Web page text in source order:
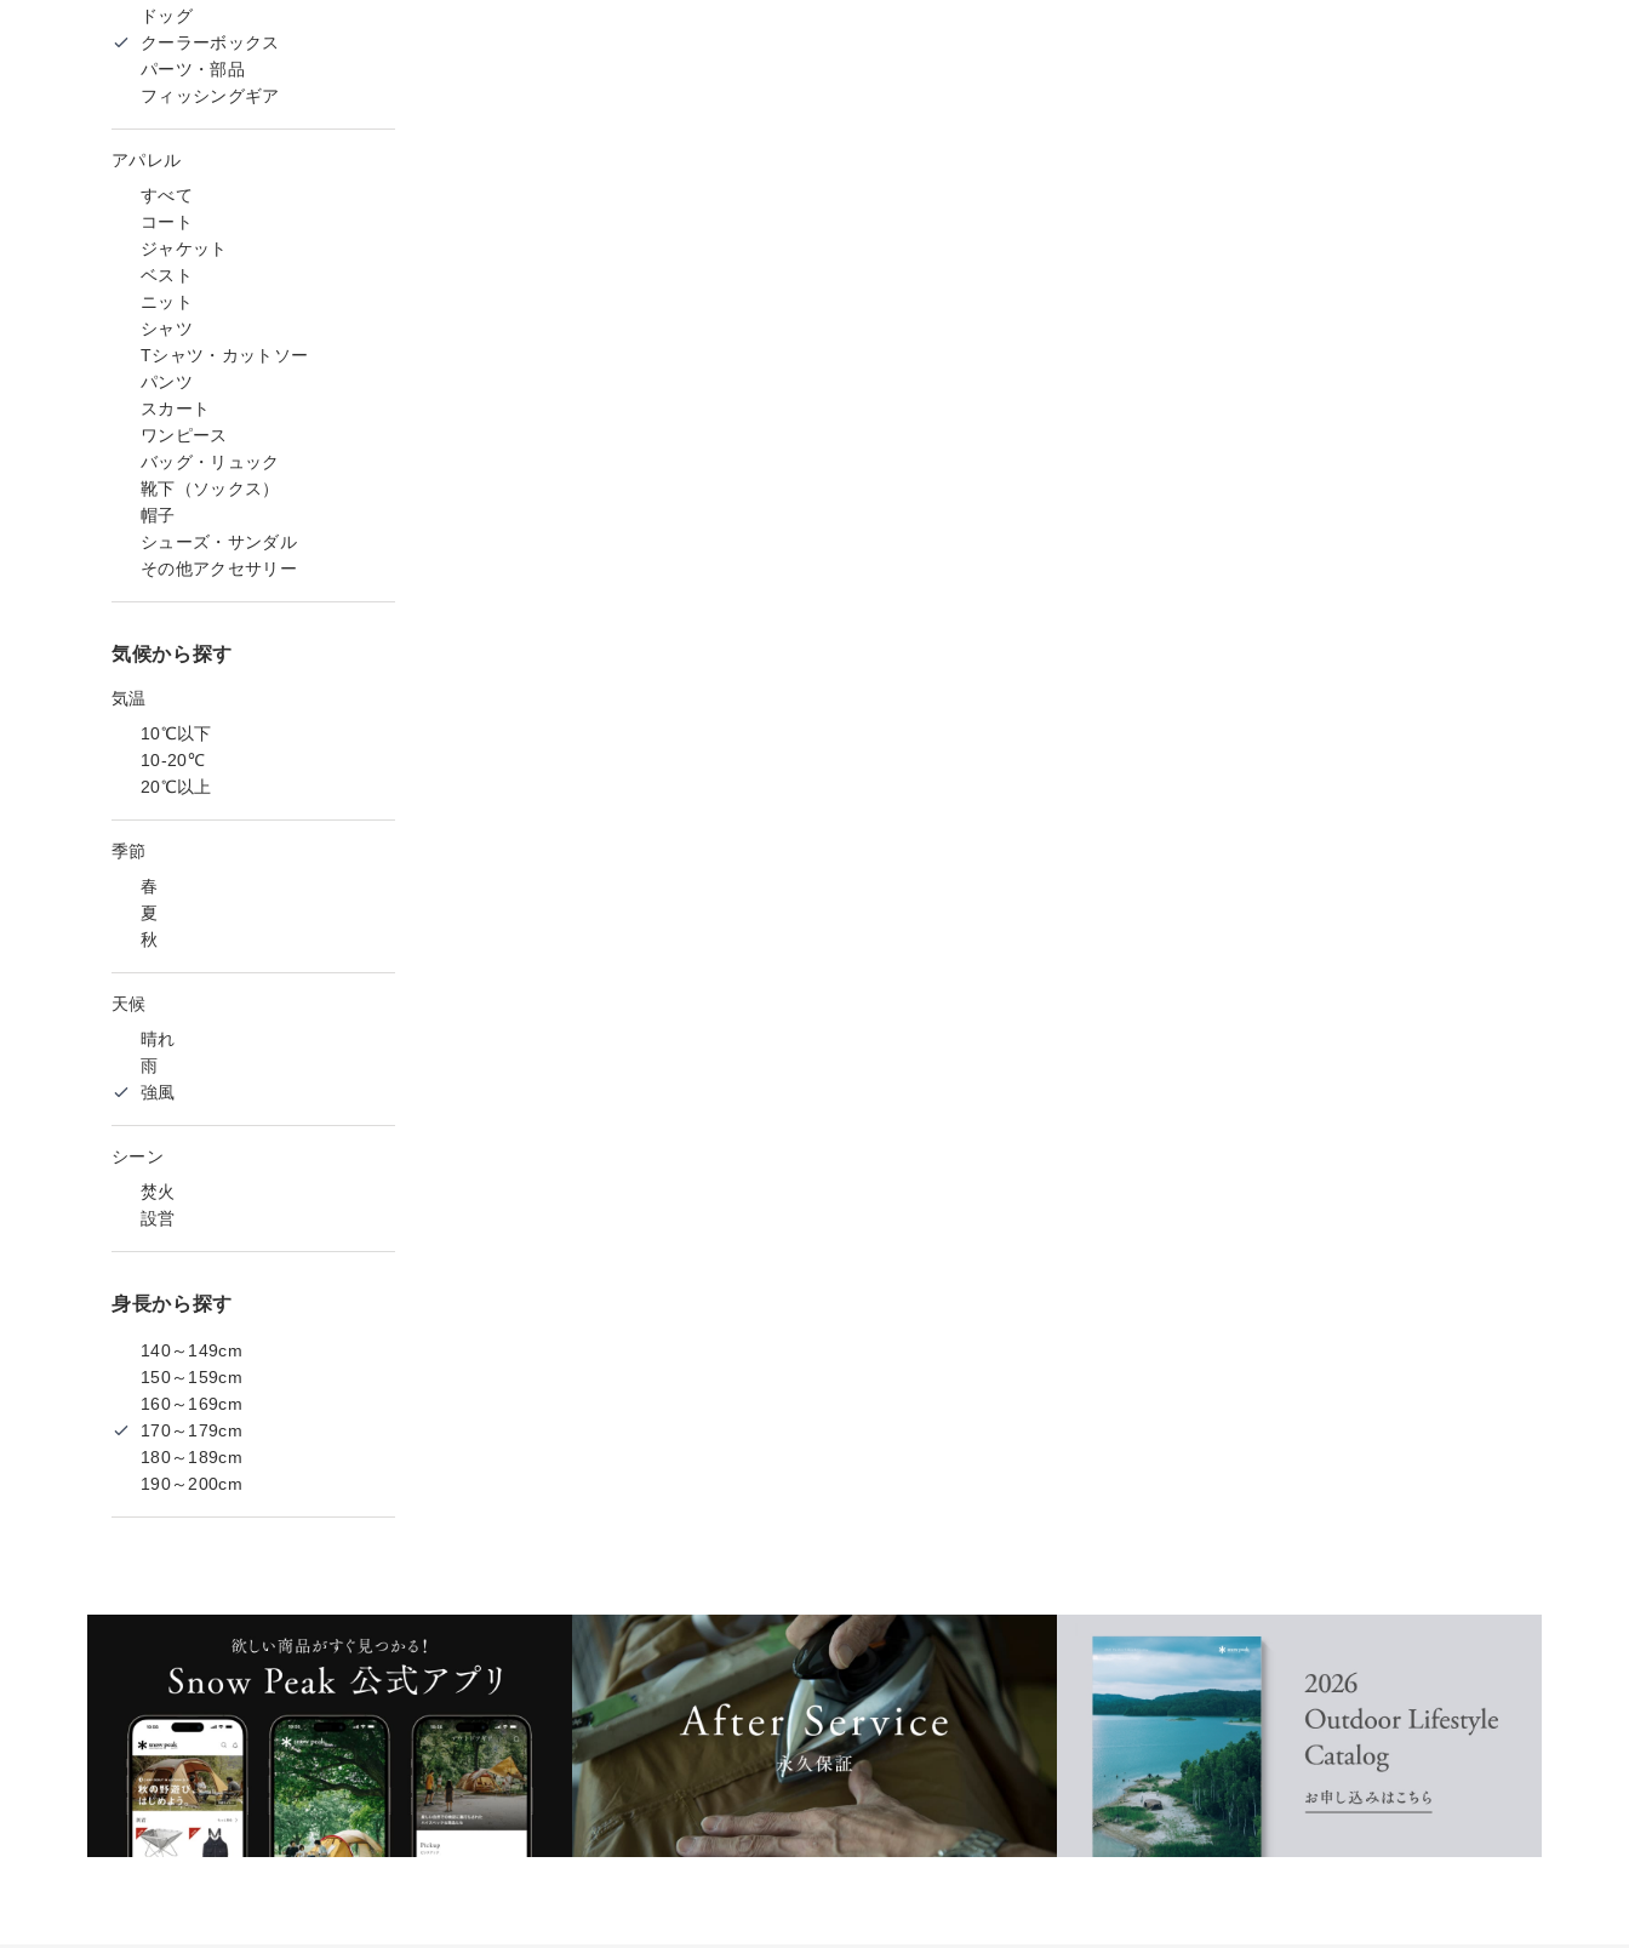
ドッグ
クーラーボックス
パーツ・部品
フィッシングギア
アパレル
すべて
コート
ジャケット
ベスト
ニット
シャツ
Tシャツ・カットソー
パンツ
スカート
ワンピース
バッグ・リュック
靴下（ソックス）
帽子
シューズ・サンダル
その他アクセサリー
気候から探す
気温
10℃以下
10-20℃
20℃以上
季節
春
夏
秋
天候
晴れ
雨
強風
シーン
焚火
設営
身長から探す
140～149cm
150～159cm
160～169cm
170～179cm
180～189cm
190～200cm